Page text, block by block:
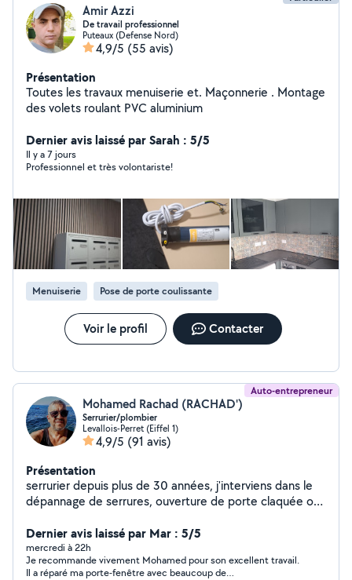
Amir Azzi
De travail professionnel
Puteaux (Defense Nord)
4,9/5 (55 avis)
Présentation
Toutes les travaux menuiserie et. Maçonnerie . Montage
des volets roulant PVC aluminium
Dernier avis laissé par Sarah : 5/5
Il y a 7 jours
Professionnel et très volontariste!
Menuiserie Pose de porte coulissante
Voir le profil Contacter
Auto-entrepreneur
Mohamed Rachad (RACHAD')
Serrurier/plombier
Levallois-Perret (Eiffel 1)
4,9/5 (91 avis)
Présentation
serrurier depuis plus de 30 années, j'interviens dans le
dépannage de serrures, ouverture de porte claquée ou
domaine de la plomberie et installation sanitaire, ainsi
que le bricolage en tous genre. En cas d'urgence vous
pouvez me contacter par téléphone
Dernier avis laissé par Mar : 5/5
mercredi à 22h
Je recommande vivement Mohamed pour son excellent travail.
Il a réparé ma porte-fenêtre avec beaucoup de